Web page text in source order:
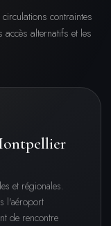
contraintes
alternatifs et les
et régionales.
l'aéroport
de rencontre